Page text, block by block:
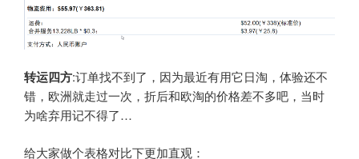
转运四方:订单找不到了，因为最近有用它日淘，体验还不
错，欧洲就走过一次，折后和欧淘的价格差不多吧，当时
为啥弃用记不得了…
给大家做个表格对比下更加直观：